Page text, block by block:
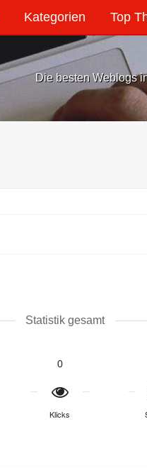
Kategorien Top
Die besten Weblogs
Statistik gesamt
0
Klicks